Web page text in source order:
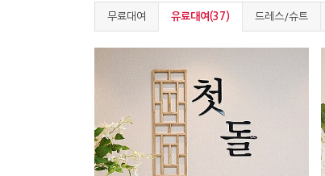
무료대여 유료대여(37) 드레스/슈트